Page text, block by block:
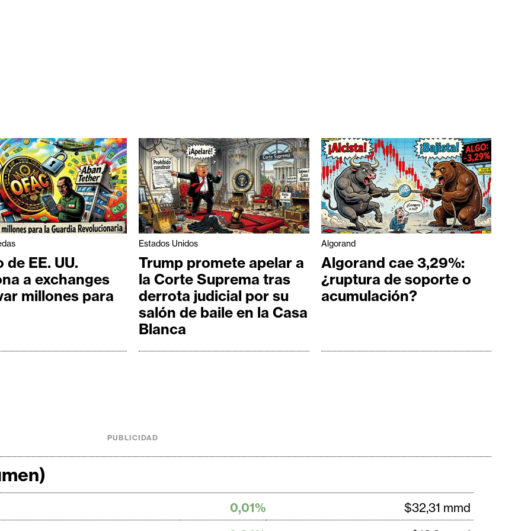
de EE. UU.
a exchanges
millones para
Estados Unidos
Trump promete apelar a
la Corte Suprema tras
derrota judicial por su
salón de baile en la Casa
Blanca
Algorand
Algorand cae 3,29%:
¿ruptura de soporte o
acumulación?
PUBLICIDAD
0,01%
$32,31 mmd